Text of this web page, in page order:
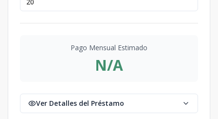
Pago Mensual Estimado
N/A
Ver Detalles del Préstamo